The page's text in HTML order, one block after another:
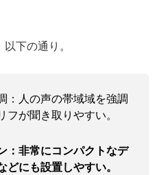
下の通り。
：人の声の帯域域を強調
が聞き取りやすい。
：非常にコンパクトなデ
にも設置しやすい。